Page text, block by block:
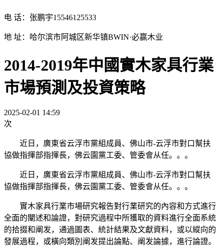
电 话：张鹏宇15546125533
地 址：哈尔滨市阿城区新华镇BWIN·必赢木业
2014-2019年中國實木家具行業
市場預測及投資策略
2025-02-01 14:59
次
近日，廣東省云浮市黨組成員、佛山市-云浮市對口幫扶
協做指揮部指揮長，佛云園黨工委、管委會从任。。。
近日，廣東省云浮市黨組成員、佛山市-云浮市對口幫扶
協做指揮部指揮長，佛云園黨工委、管委會从任。。。
實木家具行業市場研究報告對行業研究的內容和方式進行
全面的闡述和論證，對研究過程中所獲取的資料進行全面系統
的拾掇和阐发，通過圖表、統計結果及文獻資料，或以縱向的
發展過程，或橫向類別阐发提出論點、阐发論據，進行論證。